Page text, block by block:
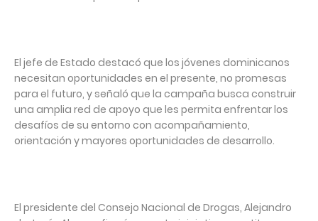
El jefe de Estado destacó que los jóvenes dominicanos
necesitan oportunidades en el presente, no promesas
para el futuro, y señaló que la campaña busca construir
una amplia red de apoyo que les permita enfrentar los
desafíos de su entorno con acompañamiento,
orientación y mayores oportunidades de desarrollo.
El presidente del Consejo Nacional de Drogas, Alejandro